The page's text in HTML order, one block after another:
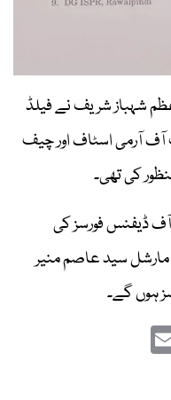
شہباز شریف نے فیلڈ
آرمی اسٹاف اور چیف
کی تھی۔
ڈیفنس فورسز کی
مارشل سید عاصم منیر
ہوں گے۔